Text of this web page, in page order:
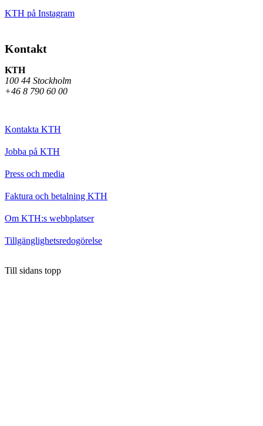
KTH på Instagram
Kontakt
KTH
100 44 Stockholm
+46 8 790 60 00
Kontakta KTH
Jobba på KTH
Press och media
Faktura och betalning KTH
Om KTH:s webbplatser
Tillgänglighetsredogörelse
Till sidans topp